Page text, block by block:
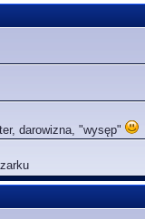
darowizna, "wysęp"